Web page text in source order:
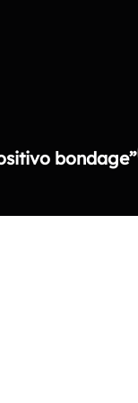
bondage”